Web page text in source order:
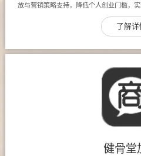
放与营销策略支持，降低个人创业门槛，实
了解详
健骨堂